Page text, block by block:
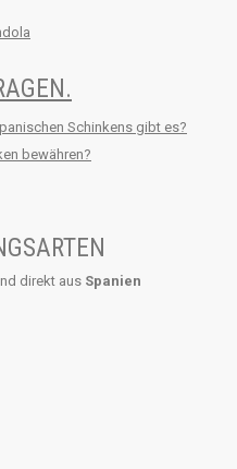
Schinkens gibt es?
bewähren?
direkt aus Spanien